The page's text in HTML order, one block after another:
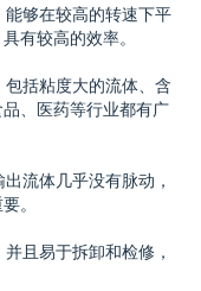
够在较高的转速下平
有较高的效率。
括粘度大的流体、含
、医药等行业都有广
流体几乎没有脉动，
。
且易于拆卸和检修，